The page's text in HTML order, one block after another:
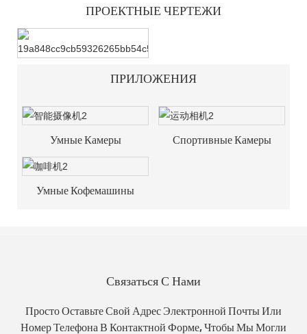
ПРОЕКТНЫЕ ЧЕРТЕЖИ
ПРИЛОЖЕНИЯ
Умные Камеры Спортивные Камеры
Умные Кофемашины
Связаться С Нами
Просто Оставьте Свой Адрес Электронной Почты Или
Номер Телефона В Контактной Форме, Чтобы Мы Могли